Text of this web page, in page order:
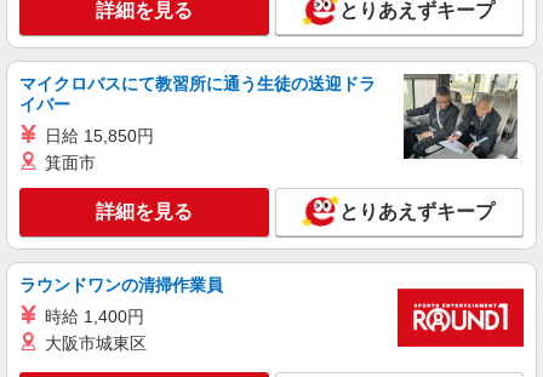
〇年末年始勤務手当
キープ 詳細を見る
パート
エイジフリーハウス神戸霞ヶ丘
小規模多機能居宅介護／介護職／パート
による 社会福祉士・介護福祉士 時給1,231円 その
他資格 時給1,168円 ※一律処遇改善加算含む 〇時
間外勤務手当 〇土日祝勤務手当 〇夜勤手当 〇深
夜勤務手当 〇年末年始勤務手当 〇早朝7:00〜
8:00/夜間18:00〜20:00は時給25％UP
エイジフリーハウス神戸霞ヶ丘 兵庫県神戸市
垂水区霞ヶ丘1丁目4番24号
詳細を見る
パート
詳細を見る とりあえずキープ
マイクロバスにて教習所に通う生徒の送迎ドラ
イバー
日給 15,850円
箕面市
詳細を見る とりあえずキープ
ラウンドワンの清掃作業員
時給 1,400円
大阪市城東区